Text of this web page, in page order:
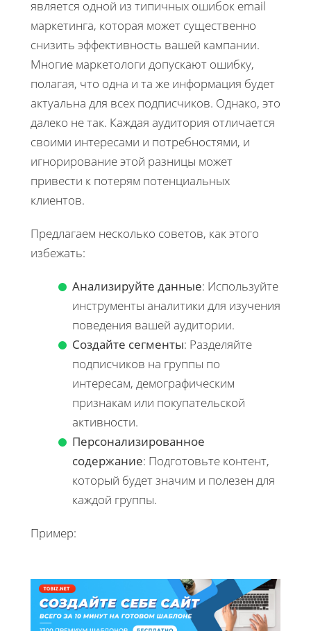
является одной из типичных ошибок email
маркетинга, которая может существенно
снизить эффективность вашей кампании.
Многие маркетологи допускают ошибку,
полагая, что одна и та же информация будет
актуальна для всех подписчиков. Однако, это
далеко не так. Каждая аудитория отличается
своими интересами и потребностями, и
игнорирование этой разницы может
привести к потерям потенциальных
клиентов.
Предлагаем несколько советов, как этого
избежать:
Анализируйте данные: Используйте
инструменты аналитики для изучения
поведения вашей аудитории.
Создайте сегменты: Разделяйте
подписчиков на группы по
интересам, демографическим
признакам или покупательской
активности.
Персонализированное
содержание: Подготовьте контент,
который будет значим и полезен для
каждой группы.
Пример: